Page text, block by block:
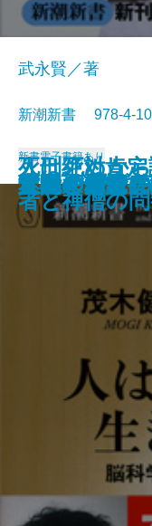
知的余生の
異形の日本人
死刑絶対肯
張―
気にするな
これが「教
ツキの波
信念を貫く
アホの壁
人間の器量
日本人が知
武永賢／著
新潮新書 978-4-
新書電子書籍あり
人は死ぬか
者と禅僧の
人間の覚悟
世紀のラブ
「心の傷」
「痴呆老人
文明として
大人の見識
人間を磨く
人生の鍛錬
本能の力